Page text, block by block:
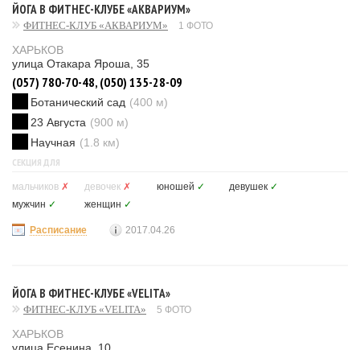
ЙОГА В ФИТНЕС-КЛУБЕ «АКВАРИУМ»
ФИТНЕС-КЛУБ «АКВАРИУМ» 1 ФОТО
ХАРЬКОВ
улица Отакара Яроша, 35
(057) 780-70-48, (050) 135-28-09
Ботанический сад (400 м)
23 Августа (900 м)
Научная (1.8 км)
СЕКЦИЯ ДЛЯ
мальчиков ✗ девочек ✗ юношей ✓ девушек ✓
мужчин ✓ женщин ✓
Расписание 2017.04.26
ЙОГА В ФИТНЕС-КЛУБЕ «VELITA»
ФИТНЕС-КЛУБ «VELITA» 5 ФОТО
ХАРЬКОВ